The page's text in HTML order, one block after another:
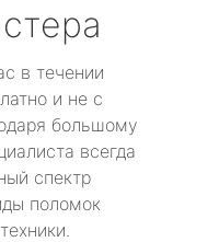
в течении
и не с
большому
всегда
спектр
поломок